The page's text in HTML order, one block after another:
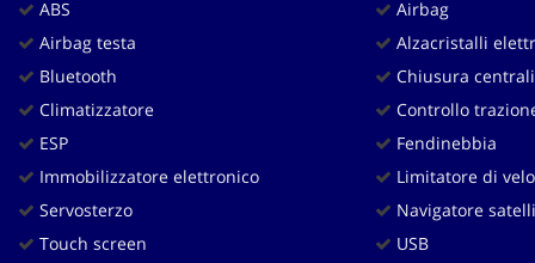
ABS
Airbag testa
Bluetooth
Climatizzatore
ESP
Immobilizzatore elettronico
Servosterzo
Touch screen
Airbag
Alzacristalli
Chiusura
Controllo
Fendinebbia
Limitatore di
Navigatore
USB
questi
strumenti
di
si
rimanda
alla
cookie
policy.
Puoi